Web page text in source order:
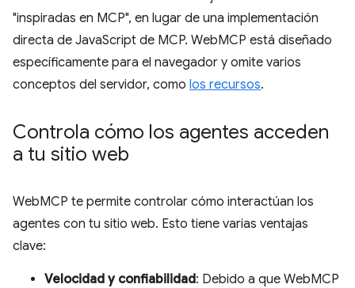
"inspiradas en MCP", en lugar de una implementación
directa de JavaScript de MCP. WebMCP está diseñado
específicamente para el navegador y omite varios
conceptos del servidor, como los recursos.
Controla cómo los agentes acceden
a tu sitio web
WebMCP te permite controlar cómo interactúan los
agentes con tu sitio web. Esto tiene varias ventajas
clave:
Velocidad y confiabilidad: Debido a que WebMCP